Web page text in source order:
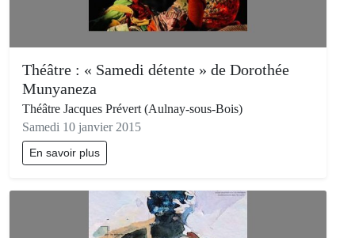
Théâtre : « Samedi détente » de Dorothée
Munyaneza
Théâtre Jacques Prévert (Aulnay-sous-Bois)
Samedi 10 janvier 2015
En savoir plus